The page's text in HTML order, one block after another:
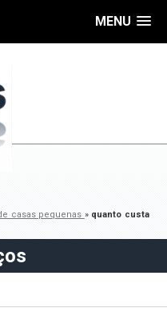
MENU
casas pequenas » quanto custa